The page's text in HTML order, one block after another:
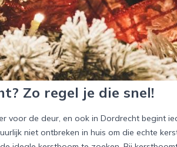
Zo regel je die snel!
voor de deur, en ook in Dordrecht begint
niet ontbreken in huis om die echte